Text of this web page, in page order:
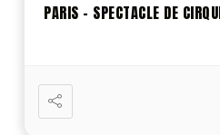
PARIS – SPECTACLE DE